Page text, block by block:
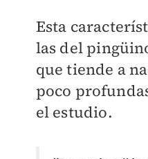
Esta
las del
que tiende a
poco
el estudio.